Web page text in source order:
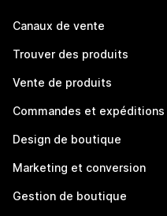
Canaux de vente
Trouver des produits
Vente de produits
Commandes et expéditions
Design de boutique
Marketing et conversion
Gestion de boutique